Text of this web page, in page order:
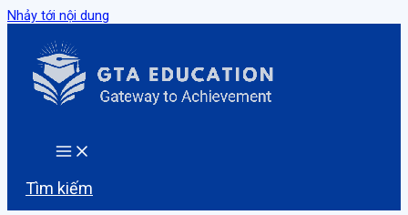
Nhảy tới nội dung
Tìm kiếm